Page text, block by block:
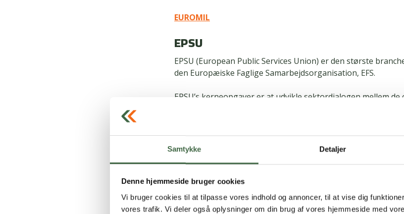
Samtykke Detaljer
Denne hjemmeside bruger cookies
Vi bruger cookies til at tilpasse vores indhold og annoncer, til at vise dig
vores trafik. Vi deler også oplysninger om din brug af vores hjemmeside med
EUROMIL
EPSU
EPSU (European Public Services Union) er den største
den Europæiske Faglige Samarbejdsorganisation, EFS.
EPSU’s kerneopgaver er at udvikle sektordialogen mellem
forhold i alle medlemslandene. Listen omfatter emner som
beskæftigelse, uddannelse, fri bevægelighed, ligebehandling,
beskyttelse.
HKKF arbejder sammen med andre organisationer for
og Europa om at forbedre vilkår og rettigheder for offentligt